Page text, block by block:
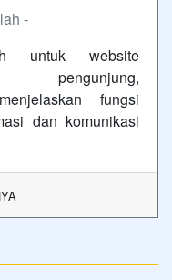
-
untuk website
pengunjung,
fungsi
dan komunikasi